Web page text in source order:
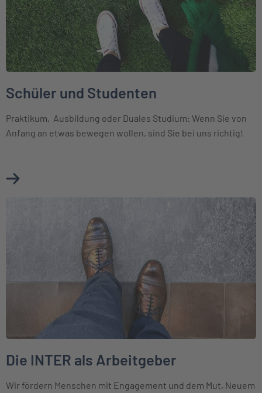
Schüler und Studenten
Praktikum, Ausbildung oder Duales Studium: Wenn Sie von
Anfang an etwas bewegen wollen, sind Sie bei uns richtig!
Mehr über Schüler und Studenten erfahren
Die INTER als Arbeitgeber
Wir fördern Menschen mit Engagement und dem Mut, Neuem